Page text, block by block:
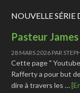
NOUVELLE SÉRIE
Pasteur
28 MARS 2026 PAR
Cette page "
Rafferty a pour but
dire à travers les …